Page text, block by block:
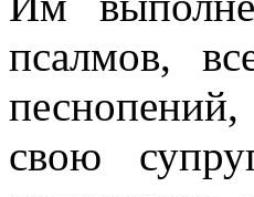
псалмов,
свою